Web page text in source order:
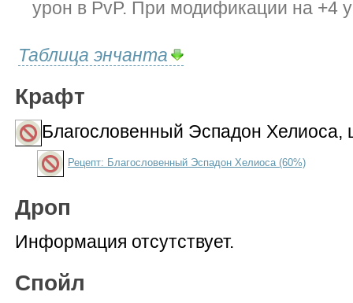
урон в PvP. При модификации на +4
Таблица энчанта
Крафт
Благословенный Эспадон Хелиоса,
Рецепт: Благословенный Эспадон Хелиоса (60%)
Дроп
Информация отсутствует.
Спойл